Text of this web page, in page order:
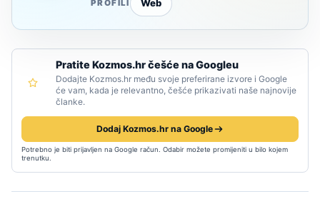
PROFILI Web
Pratite Kozmos.hr češće na Googleu
Dodajte Kozmos.hr među svoje preferirane izvore i Google
će vam, kada je relevantno, češće prikazivati naše najnovije
članke.
Dodaj Kozmos.hr na Google
Potrebno je biti prijavljen na Google račun. Odabir možete promijeniti u bilo kojem
trenutku.